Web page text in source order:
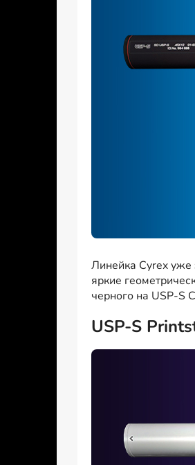
Линейка Cyrex уже
яркие
черного на USP-S
USP-S